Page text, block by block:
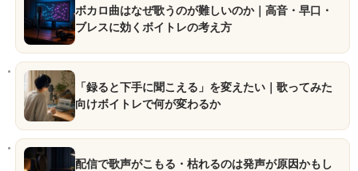
ボカロ曲はなぜ歌うのが難しいのか｜高音・早口・
ブレスに効くボイトレの考え方
「録ると下手に聞こえる」を変えたい｜歌ってみた
向けボイトレで何が変わるか
配信で歌声がこもる・枯れるのは発声が原因かもし